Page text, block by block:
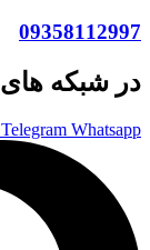
09358112997
در شبکه های
Telegram Whatsapp